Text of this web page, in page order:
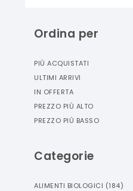
Ordina per
PIÙ ACQUISTATI
ULTIMI ARRIVI
IN OFFERTA
PREZZO PIÙ ALTO
PREZZO PIÙ BASSO
Categorie
ALIMENTI BIOLOGICI (184)